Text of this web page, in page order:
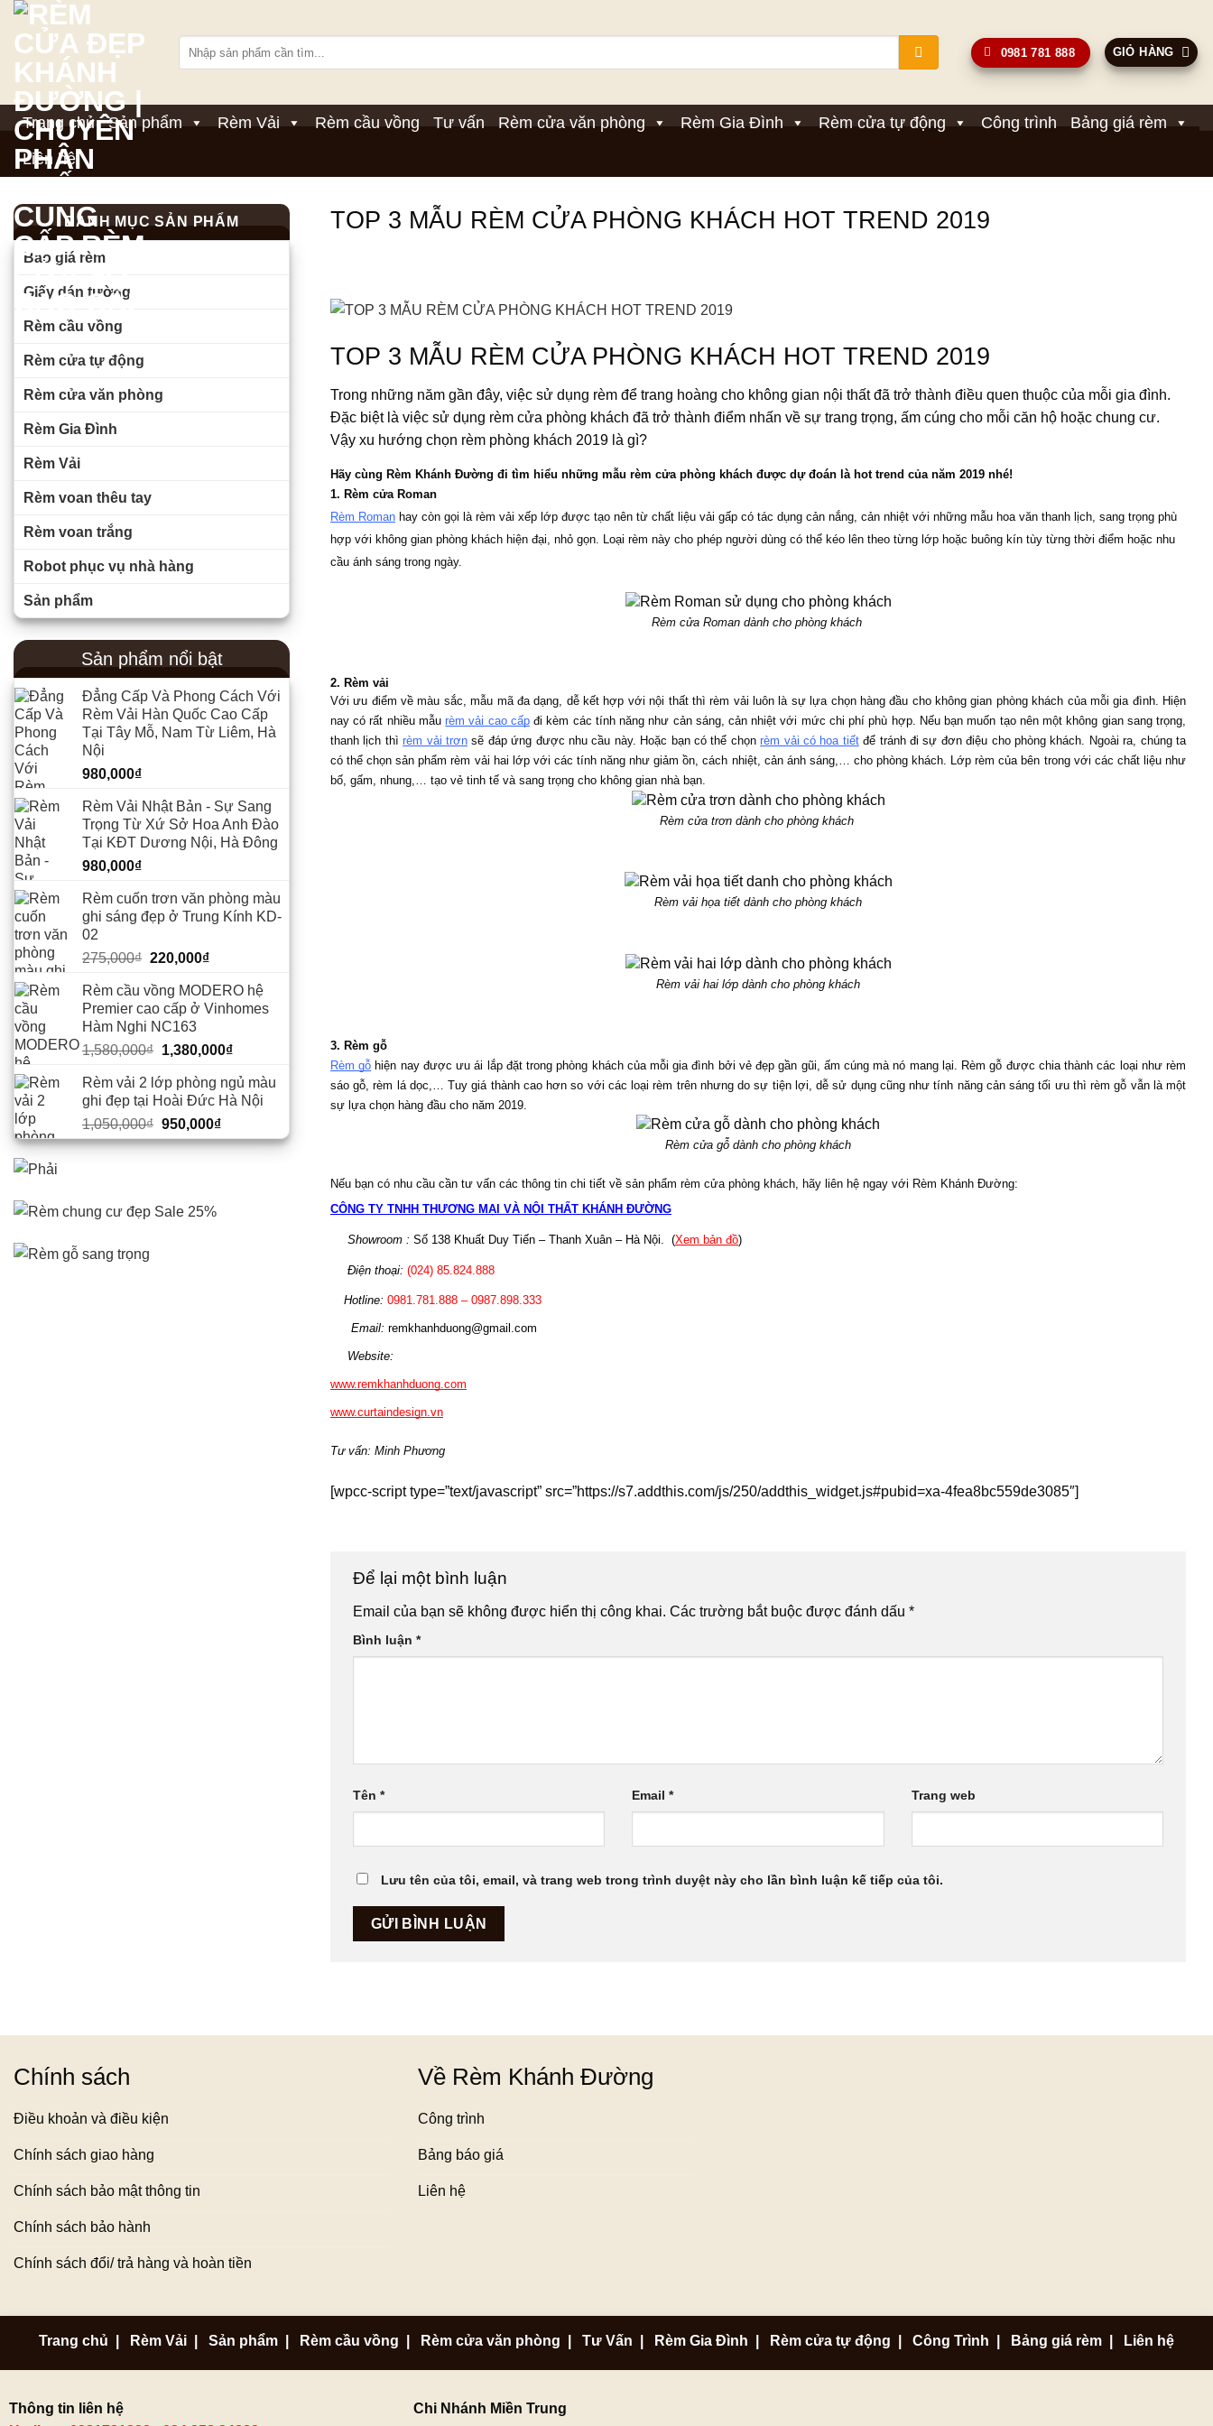
Bỏ
qua
nội
dung
kiếm:
0981 781 888 GIỎ HÀNG
Trang chủ Sản phẩm Rèm Vải Rèm cầu vồng Tư vấn Rèm cửa văn phòng Rèm Gia Đình Rèm cửa tự động Công trình
Bảng giá rèm
Liên hệ
DANH MỤC SẢN PHẨM
Báo giá rèm
Giấy dán tường
Rèm cầu vồng
Rèm cửa tự động
Rèm cửa văn phòng
Rèm Gia Đình
Rèm Vải
Rèm voan thêu tay
Rèm voan trắng
Robot phục vụ nhà hàng
Sản phẩm
Sản phẩm nổi bật
Đẳng Cấp Và Phong Cách Với
Rèm Vải Hàn Quốc Cao Cấp
Tại Tây Mỗ, Nam Từ Liêm, Hà
Nội
980,000₫
Rèm Vải Nhật Bản - Sự Sang
Trọng Từ Xứ Sở Hoa Anh Đào
Tại KĐT Dương Nội, Hà Đông
980,000₫
Rèm cuốn trơn văn phòng màu
ghi sáng đẹp ở Trung Kính KD-
02
275,000₫ Giá
là:
275,000₫.
220,000₫Giá
tại
là:
Rèm cầu vồng MODERO hệ
Premier cao cấp ở Vinhomes
Hàm Nghi NC163
1,580,000₫ Giá
là:
1,580,000₫.
1,380,000₫Giá
tại
là:
Rèm vải 2 lớp phòng ngủ màu
ghi đẹp tại Hoài Đức Hà Nội
1,050,000₫ Giá
gốc
950,000₫Giá
hiện
TOP 3 MẪU RÈM CỬA PHÒNG KHÁCH HOT TREND 2019
TOP 3 MẪU RÈM CỬA PHÒNG KHÁCH HOT TREND 2019
Trong những năm gần đây, việc sử dụng rèm để trang hoàng cho không gian nội thất đã trở thành điều quen thuộc của mỗi gia đình.
Đặc biệt là việc sử dụng rèm cửa phòng khách đã trở thành điểm nhấn về sự trang trọng, ấm cúng cho mỗi căn hộ hoặc chung cư.
Vậy xu hướng chọn rèm phòng khách 2019 là gì?
Hãy cùng Rèm Khánh Đường đi tìm hiểu những mẫu rèm cửa phòng khách được dự đoán là hot trend của năm 2019 nhé!
1. Rèm cửa Roman
Rèm Roman hay còn gọi là rèm vải xếp lớp được tạo nên từ chất liệu vải gấp có tác dụng cản nắng, cản nhiệt với những mẫu hoa văn thanh lịch, sang trọng phù
hợp với không gian phòng khách hiện đại, nhỏ gọn. Loại rèm này cho phép người dùng có thể kéo lên theo từng lớp hoặc buông kín tùy từng thời điểm hoặc nhu
cầu ánh sáng trong ngày.
Rèm cửa Roman dành cho phòng khách
2. Rèm vải
Với ưu điểm về màu sắc, mẫu mã đa dạng, dễ kết hợp với nội thất thì rèm vải luôn là sự lựa chọn hàng đầu cho không gian phòng khách của mỗi gia đình. Hiện
nay có rất nhiều mẫu rèm vải cao cấp đi kèm các tính năng như cản sáng, cản nhiệt với mức chi phí phù hợp. Nếu bạn muốn tạo nên một không gian sang trọng,
thanh lịch thì rèm vải trơn sẽ đáp ứng được nhu cầu này. Hoặc bạn có thể chọn rèm vải có họa tiết để tránh đi sự đơn điệu cho phòng khách. Ngoài ra, chúng ta
có thể chọn sản phẩm rèm vải hai lớp với các tính năng như giảm ồn, cách nhiệt, cản ánh sáng,… cho phòng khách. Lớp rèm của bên trong với các chất liệu như
bố, gấm, nhung,… tạo vẻ tinh tế và sang trọng cho không gian nhà bạn.
Rèm cửa trơn dành cho phòng khách
Rèm vải họa tiết dành cho phòng khách
Rèm vải hai lớp dành cho phòng khách
3. Rèm gỗ
Rèm gỗ hiện nay được ưu ái lắp đặt trong phòng khách của mỗi gia đình bởi vẻ đẹp gần gũi, ấm cúng mà nó mang lại. Rèm gỗ được chia thành các loại như rèm
sáo gỗ, rèm lá dọc,… Tuy giá thành cao hơn so với các loại rèm trên nhưng do sự tiện lợi, dễ sử dụng cũng như tính năng cản sáng tối ưu thì rèm gỗ vẫn là một
sự lựa chọn hàng đầu cho năm 2019.
Rèm cửa gỗ dành cho phòng khách
Nếu bạn có nhu cầu cần tư vấn các thông tin chi tiết về sản phẩm rèm cửa phòng khách, hãy liên hệ ngay với Rèm Khánh Đường:
CÔNG TY TNHH THƯƠNG MẠI VÀ NỘI THẤT KHÁNH ĐƯỜNG
Showroom : Số 138 Khuất Duy Tiến – Thanh Xuân – Hà Nội. (Xem bản đồ)
Điện thoại: (024) 85.824.888
Hotline: 0981.781.888 – 0987.898.333
Email: remkhanhduong@gmail.com
Website:
www.remkhanhduong.com
www.curtaindesign.vn
Tư vấn: Minh Phương
[wpcc-script type=”text/javascript” src=”https://s7.addthis.com/js/250/addthis_widget.js#pubid=xa-4fea8bc559de3085″]
Để lại một bình luận
Email của bạn sẽ không được hiển thị công khai. Các trường bắt buộc được đánh dấu *
Bình luận *
Tên * Email* Trang web
Lưu tên của tôi, email, và trang web trong trình duyệt này cho lần bình luận kế tiếp của tôi.
Chính sách
Điều khoản và điều kiện
Chính sách giao hàng
Chính sách bảo mật thông tin
Chính sách bảo hành
Chính sách đổi/ trả hàng và hoàn tiền
Về Rèm Khánh Đường
Công trình
Bảng báo giá
Liên hệ
Trang chủ Rèm Vải Sản phẩm Rèm cầu vồng Rèm cửa văn phòng Tư Vấn Rèm Gia Đình Rèm cửa tự động Công Trình Bảng giá rèm Liên hệ
Thông tin liên hệ
Chi Nhánh Miền Trung